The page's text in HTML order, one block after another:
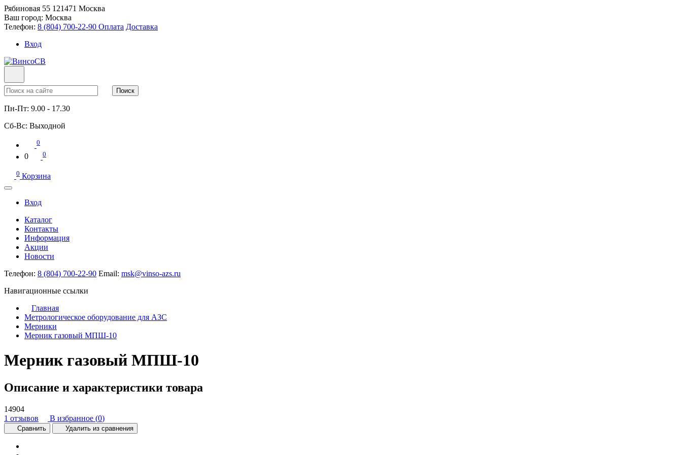
Рябиновая 55 121471 Москва
Ваш город: Москва
Телефон: 8 (804) 700-22-90 Оплата Доставка
Вход
Поиск
Пн-Пт: 9.00 - 17.30
Сб-Вс: Выходной
0
0 0
0 Корзина
Вход
Каталог
Контакты
Информация
Акции
Новости
Телефон: 8 (804) 700-22-90 Email: msk@vinso-azs.ru
Навигационные ссылки
Главная
Метрологическое оборудование для АЗС
Мерники
Мерник газовый МПШ-10
Мерник газовый МПШ-10
Описание и характеристики товара
14904
1 отзывов
В избранное (0)
Сравнить Удалить из сравнения